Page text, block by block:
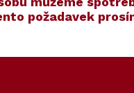
požadavek